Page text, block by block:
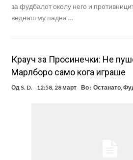
за фудбалот околу него и
веднаш му падна …
Крауч за Просинечки: Не
Марлборо само кога играше
Од S. D. 12:58, 28 март Во : Останато,